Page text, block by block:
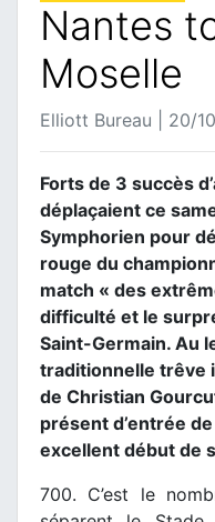
Nantes
Moselle
Elliott Bureau | 20/
Forts de 3 succès
déplaçaient ce
Symphorien pour
rouge du
match « des
difficulté et le
Saint-Germain. Au
traditionnelle trêve
de Christian
présent d’entrée
excellent début de
700. C’est le